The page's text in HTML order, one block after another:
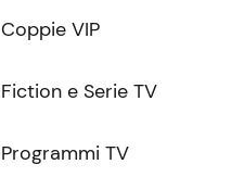
Coppie VIP
Fiction e Serie TV
Programmi TV